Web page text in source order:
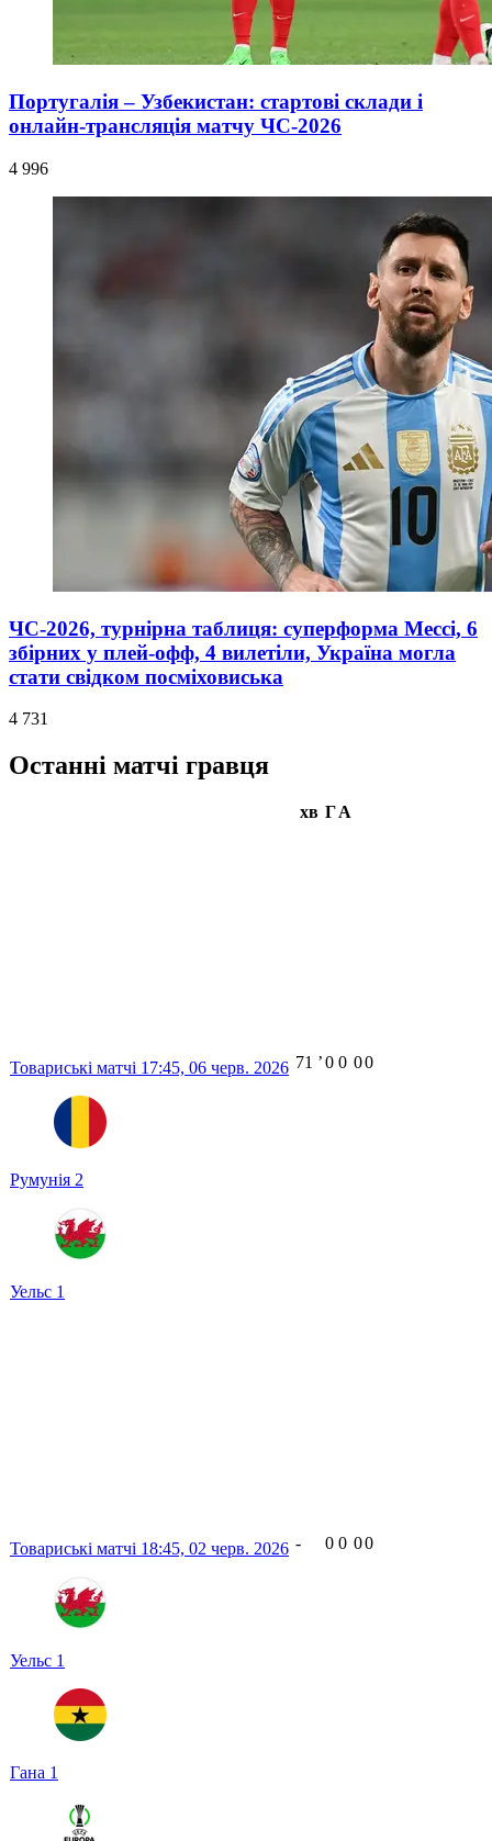
Португалія – Узбекистан: стартові склади і
онлайн-трансляція матчу ЧС-2026
4 996
ЧС-2026, турнірна таблиця: суперформа Мессі, 6
збірних у плей-офф, 4 вилетіли, Україна могла
стати свідком посміховиська
4 731
Останні матчі гравця
хв ГА
Товариські матчі 17:45, 06 черв. 2026
Румунія 2
Уельс 1
71 ʼ0 0 00
Товариські матчі 18:45, 02 черв. 2026
Уельс 1
Гана 1
- 0 0 00